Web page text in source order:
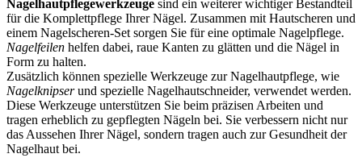
Nagelhautpflegewerkzeuge sind ein weiterer wichtiger Bestandteil
für die Komplettpflege Ihrer Nägel. Zusammen mit Hautscheren und
einem Nagelscheren-Set sorgen Sie für eine optimale Nagelpflege.
Nagelfeilen helfen dabei, raue Kanten zu glätten und die Nägel in
Form zu halten.
Zusätzlich können spezielle Werkzeuge zur Nagelhautpflege, wie
Nagelknipserund spezielle Nagelhautschneider, verwendet werden.
Diese Werkzeuge unterstützen Sie beim präzisen Arbeiten und
tragen erheblich zu gepflegten Nägeln bei. Sie verbessern nicht nur
das Aussehen Ihrer Nägel, sondern tragen auch zur Gesundheit der
Nagelhaut bei.